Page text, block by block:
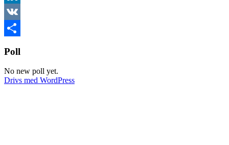
LinkedIn
VK
Poll
No new poll yet.
Drivs med WordPress